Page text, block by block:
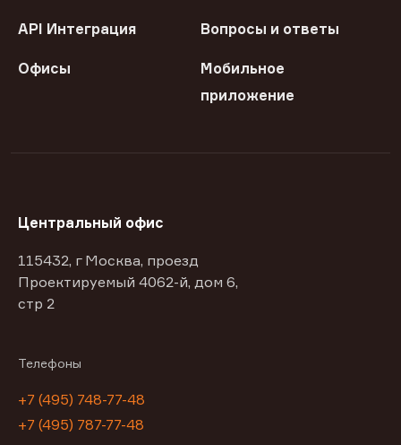
API Интеграция Вопросы и ответы
Офисы
Мобильное
приложение
Центральный офис
115432, г Москва, проезд
Проектируемый 4062-й, дом 6,
стр 2
Телефоны
+7 (495) 748-77-48
+7 (495) 787-77-48